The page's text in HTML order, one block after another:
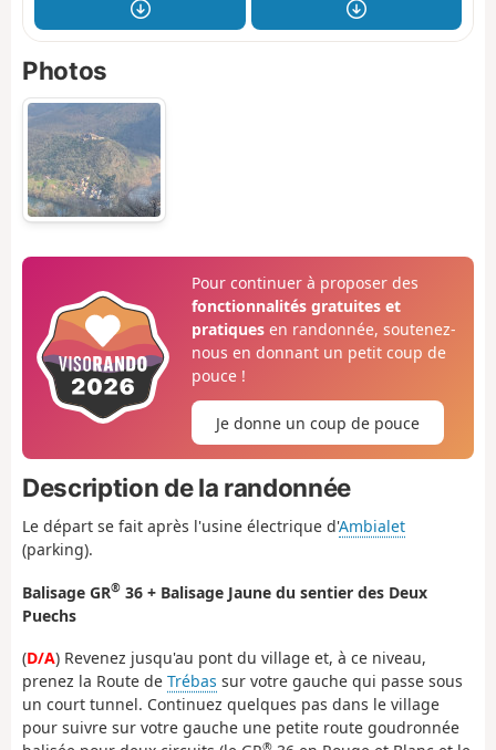
Photos
Pour continuer à proposer des
fonctionnalités gratuites et
pratiquesen randonnée, soutenez-
nous en donnant un petit coup de
pouce !
Je donne un coup de pouce
Description de la randonnée
Le départ se fait après l'usine électrique d'Ambialet
(parking).
Balisage GR® 36 + Balisage Jaune du sentier des Deux
Puechs
(D/A) Revenez jusqu'au pont du village et, à ce niveau,
prenez la Route de Trébas sur votre gauche qui passe sous
un court tunnel. Continuez quelques pas dans le village
pour suivre sur votre gauche une petite route goudronnée
®